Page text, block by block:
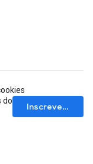
do
Inscrever-se